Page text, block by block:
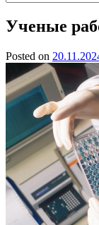
Ученые
Posted on